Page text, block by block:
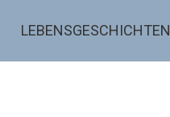
LEBENSGESCHICHTEN